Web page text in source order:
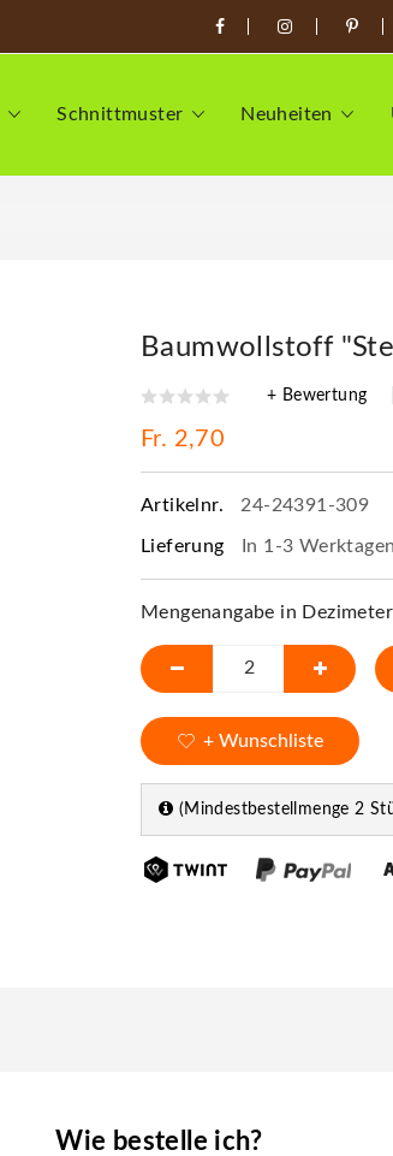
Schnittmuster Neuheiten
Baumwollstoff
+ Bewertung
Fr. 2,70
Artikelnr. 24-24391-309
Lieferung In 1-3
Mengenangabe in
+ Wunschliste
(Mindestbestellmenge 2
Wie bestelle ich?